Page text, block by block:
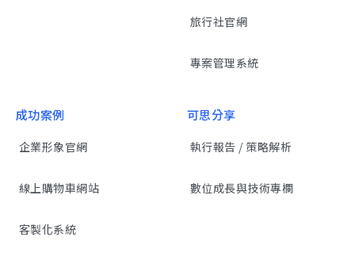
旅行社官網
專案管理系統
成功案例
企業形象官網
線上購物車網站
客製化系統
可思分享
執行報告 / 策略解析
數位成長與技術專欄